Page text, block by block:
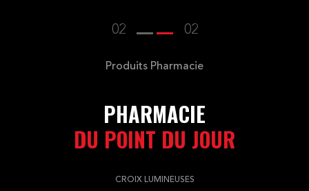
02 02
Produits Pharmacie
PHARMACIE
DU POINT DU JOUR
CROIX LUMINEUSES